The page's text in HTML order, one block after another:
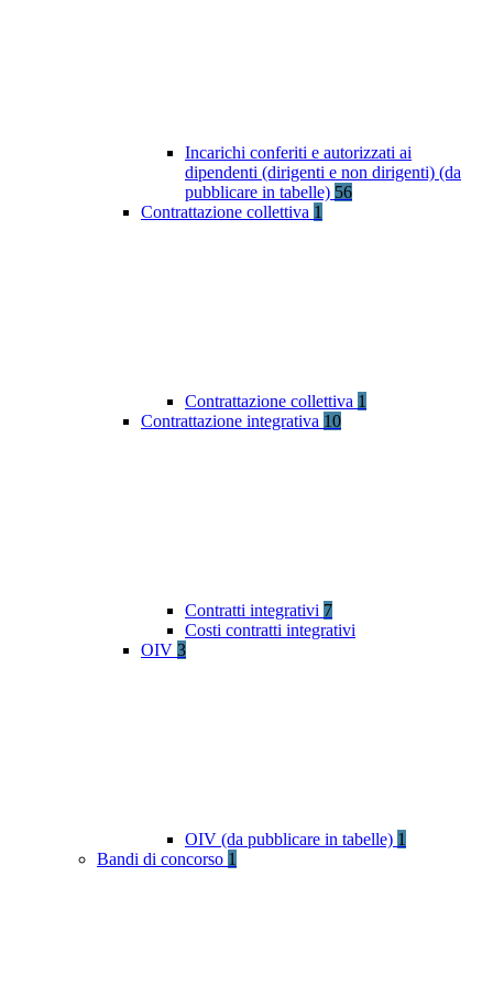
Incarichi conferiti e autorizzati ai
dipendenti (dirigenti e non dirigenti) (da
pubblicare in tabelle) 56
Contrattazione collettiva 1
Contrattazione collettiva 1
Contrattazione integrativa 10
Contratti integrativi 7
Costi contratti integrativi
OIV 3
OIV (da pubblicare in tabelle) 1
Bandi di concorso 1